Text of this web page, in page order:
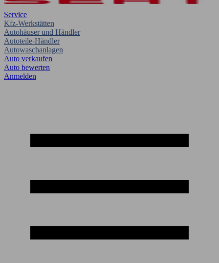
Service
Kfz-Werkstätten
Autohäuser und Händler
Autoteile-Händler
Autowaschanlagen
Auto verkaufen
Auto bewerten
Anmelden